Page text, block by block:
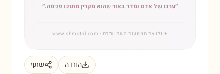
״ערכו של אדם נמדד באור שהוא מקרין מתוכו פנימה.״
✦ גלו את משמעות השם שלכם · www.shmot-il.com
הורדה שתף